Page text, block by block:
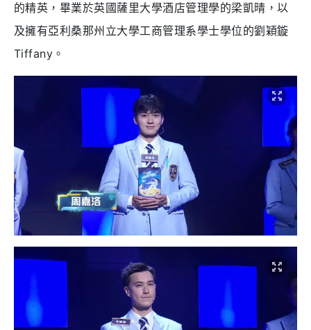
的精英，畢業於英國薩里大學酒店管理學的梁凱晴，以
及擁有亞利桑那州立大學工商管理系學士學位的劉穎鏇
Tiffany。